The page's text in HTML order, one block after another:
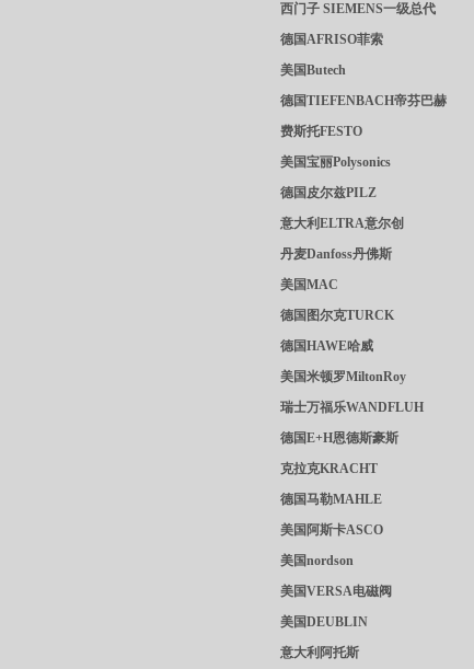
西门子 SIEMENS一级总代
德国AFRISO菲索
美国Butech
德国TIEFENBACH帝芬巴赫
费斯托FESTO
美国宝丽Polysonics
德国皮尔兹PILZ
意大利ELTRA意尔创
丹麦Danfoss丹佛斯
美国MAC
德国图尔克TURCK
德国HAWE哈威
美国米顿罗MiltonRoy
瑞士万福乐WANDFLUH
德国E+H恩德斯豪斯
克拉克KRACHT
德国马勒MAHLE
美国阿斯卡ASCO
美国nordson
美国VERSA电磁阀
美国DEUBLIN
意大利阿托斯